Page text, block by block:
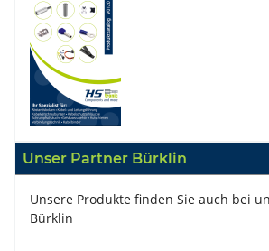
Unser Partner Bürklin
Unsere Produkte finden Sie auch bei
Bürklin